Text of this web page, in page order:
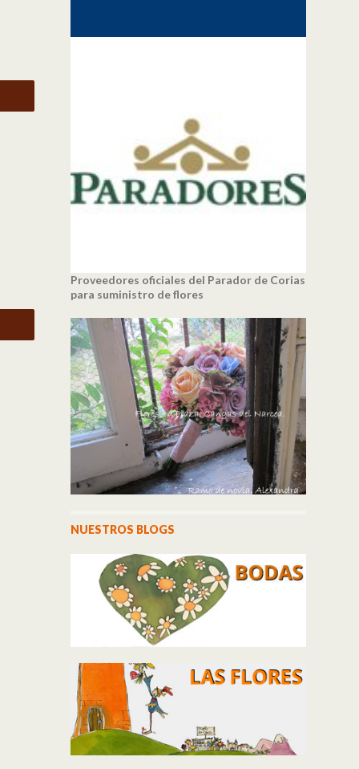
Proveedores oficiales del Parador de Corias
para suministro de flores
NUESTROS BLOGS